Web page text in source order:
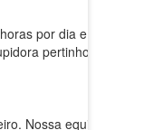
por dia e
pertinho
Nossa equipe